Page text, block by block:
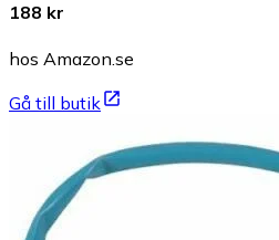
188 kr
hos Amazon.se
Gå till butik